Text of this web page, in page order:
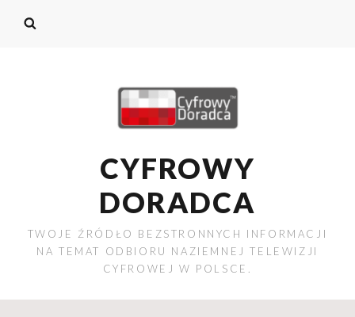
CYFROWY
DORADCA
TWOJE ŹRÓDŁO BEZSTRONNYCH INFORMACJI
NA TEMAT ODBIORU NAZIEMNEJ TELEWIZJI
CYFROWEJ W POLSCE.